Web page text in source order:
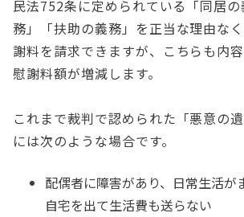
民法752条に定められている「同居
務」「扶助の義務」を正当な理由な
謝料を請求できますが、こちらも内
慰謝料額が増減します。
これまで裁判で認められた「悪意の
には次のような場合です。
配偶者に障害があり、日常生活が
自宅を出て生活費も送らない